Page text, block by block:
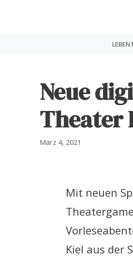
LEBEN
Neue
Theater
März 4, 2021
Mit neuen
Kiel aus der